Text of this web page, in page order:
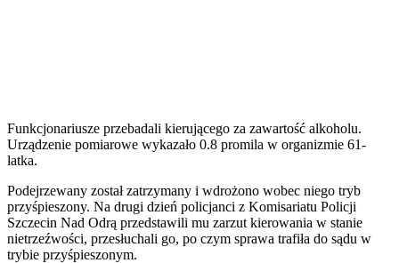
Funkcjonariusze przebadali kierującego za zawartość alkoholu.
Urządzenie pomiarowe wykazało 0.8 promila w organizmie 61-
latka.
Podejrzewany został zatrzymany i wdrożono wobec niego tryb
przyśpieszony. Na drugi dzień policjanci z Komisariatu Policji
Szczecin Nad Odrą przedstawili mu zarzut kierowania w stanie
nietrzeźwości, przesłuchali go, po czym sprawa trafiła do sądu w
trybie przyśpieszonym.